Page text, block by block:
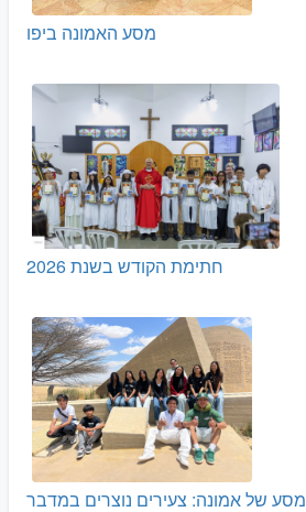
מסע האמונה ביפו
חתימת הקודש בשנת 2026
מסע של אמונה: צעירים נוצרים במדבר